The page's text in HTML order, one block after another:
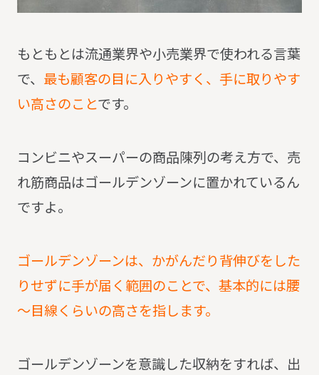
もともとは流通業界や小売業界で使われる言葉
で、 最も顧客の目に入りやすく、手に取りやす
い高さのことです。
コンビニやスーパーの商品陳列の考え方で、売
れ筋商品はゴールデンゾーンに置かれているん
ですよ。
ゴールデンゾーンは、かがんだり背伸びをした
りせずに手が届く範囲のことで、基本的には腰
～目線くらいの高さを指します。
ゴールデンゾーンを意識した収納をすれば、出